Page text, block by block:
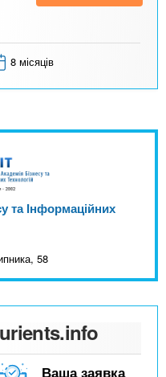
8 місяців
та Інформаційних
58
Ваша заявка